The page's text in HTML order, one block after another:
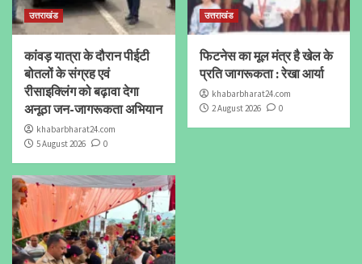
उत्तराखंड
कांवड़ यात्रा के दौरान पीईटी
बोतलों के संग्रह एवं
रीसाइक्लिंग को बढ़ावा देगा
अनूठा जन-जागरूकता अभियान
khabarbharat24.com
5 August 2026
0
उत्तराखंड
फिटनेस का मूल मंत्र है खेल के
प्रति जागरूकता : रेखा आर्या
khabarbharat24.com
2 August 2026
0